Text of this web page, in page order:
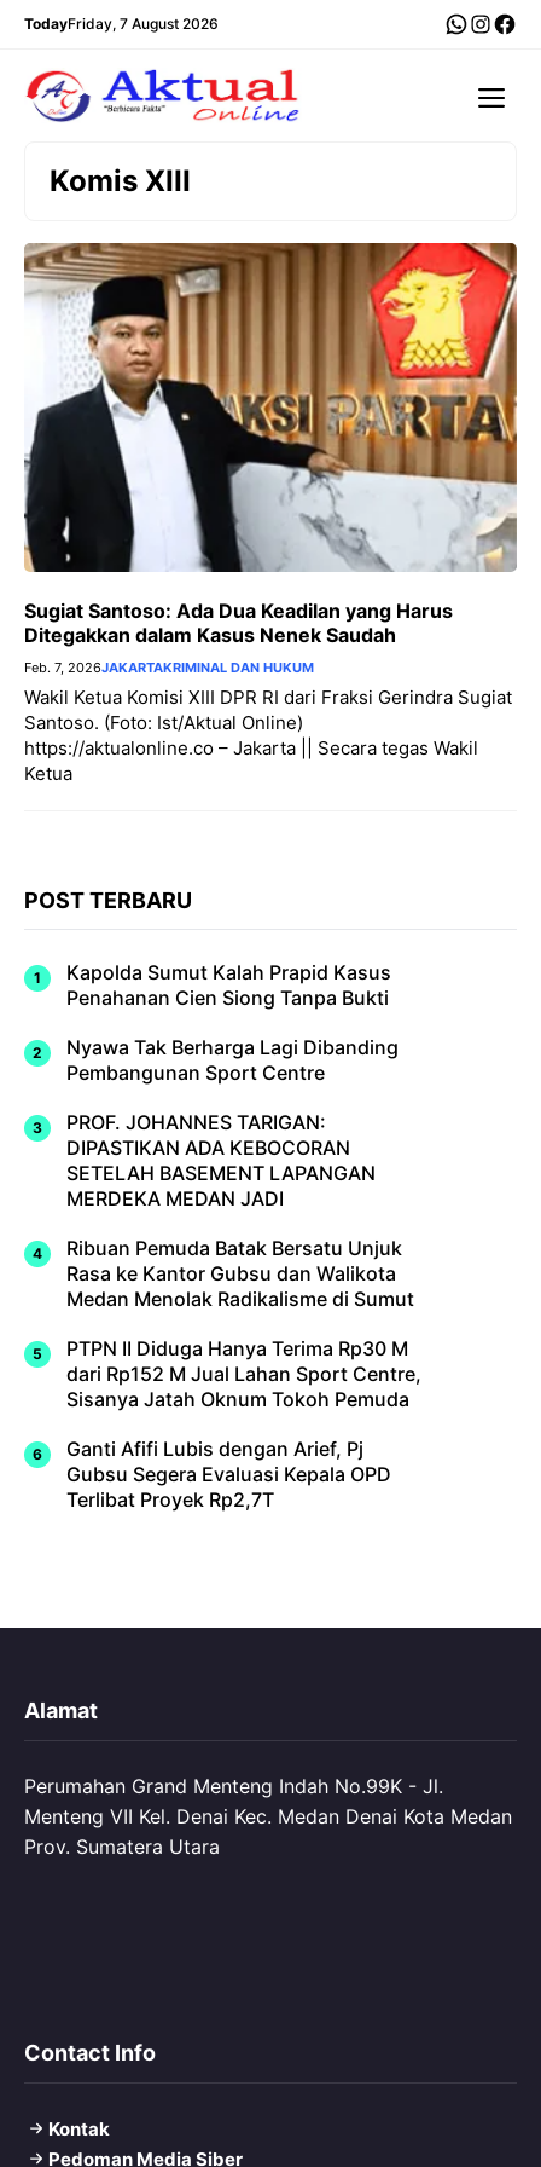
Langsung
TodayFriday, 7 August 2026
Komis XIII
Sugiat Santoso: Ada Dua Keadilan yang Harus
Ditegakkan dalam Kasus Nenek Saudah
Feb. 7, 2026JAKARTAKRIMINAL DAN HUKUM
Wakil Ketua Komisi XIII DPR RI dari Fraksi Gerindra Sugiat
Santoso. (Foto: Ist/Aktual Online)
https://aktualonline.co – Jakarta || Secara tegas Wakil
Ketua
POST TERBARU
Kapolda Sumut Kalah Prapid Kasus
Penahanan Cien Siong Tanpa Bukti
Nyawa Tak Berharga Lagi Dibanding
Pembangunan Sport Centre
PROF. JOHANNES TARIGAN:
DIPASTIKAN ADA KEBOCORAN
SETELAH BASEMENT LAPANGAN
MERDEKA MEDAN JADI
Ribuan Pemuda Batak Bersatu Unjuk
Rasa ke Kantor Gubsu dan Walikota
Medan Menolak Radikalisme di Sumut
PTPN II Diduga Hanya Terima Rp30 M
dari Rp152 M Jual Lahan Sport Centre,
Sisanya Jatah Oknum Tokoh Pemuda
Ganti Afifi Lubis dengan Arief, Pj
Gubsu Segera Evaluasi Kepala OPD
Terlibat Proyek Rp2,7T
Alamat
Perumahan Grand Menteng Indah No.99K - Jl.
Menteng VII Kel. Denai Kec. Medan Denai Kota Medan
Prov. Sumatera Utara
Contact Info
Kontak
Pedoman Media Siber